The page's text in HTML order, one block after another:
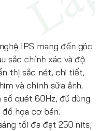
IPS mang đến góc
sắc chính xác và độ
thị sắc nét, chi tiết,
và chỉnh sửa ảnh.
số quét 60Hz, đủ dùng
họa cơ bản.
tối đa đạt 250 nits,